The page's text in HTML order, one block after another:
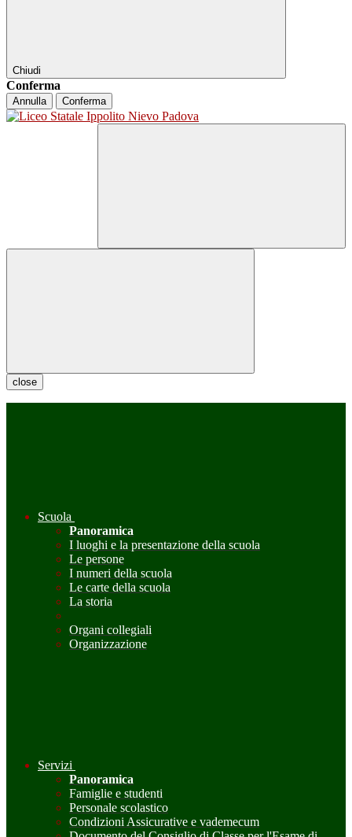
Chiudi
Conferma
Annulla Conferma
close
Scuola
Panoramica
I luoghi e la presentazione della scuola
Le persone
I numeri della scuola
Le carte della scuola
La storia
Organi collegiali
Organizzazione
Servizi
Panoramica
Famiglie e studenti
Personale scolastico
Condizioni Assicurative e vademecum